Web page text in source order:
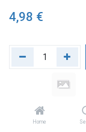
Home
4,98 €
Lisää toivelistalle